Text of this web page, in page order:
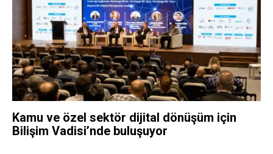
Kamu ve özel sektör dijital dönüşüm için
Bilişim Vadisi’nde buluşuyor